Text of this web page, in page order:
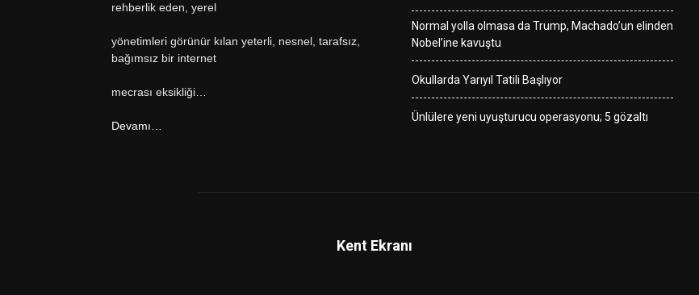
rehberlik eden, yerel
yönetimleri görünür kılan yeterli, nesnel, tarafsız,
bağımsız bir internet
mecrası eksikliği…
Devamı…
Normal yolla olmasa da Trump, Machado’un elinden
Nobel’ine kavuştu
Okullarda Yarıyıl Tatili Başlıyor
Ünlülere yeni uyuşturucu operasyonu; 5 gözaltı
Kent Ekranı